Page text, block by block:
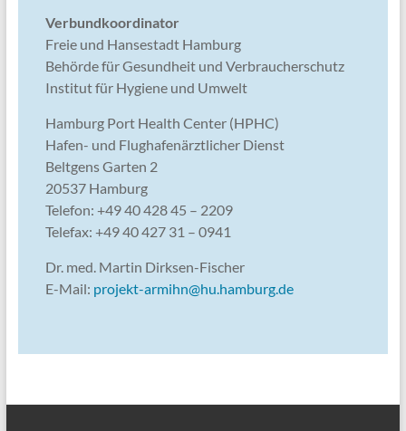
Verbundkoordinator
Freie und Hansestadt Hamburg
Behörde für Gesundheit und Verbraucherschutz
Institut für Hygiene und Umwelt
Hamburg Port Health Center (HPHC)
Hafen- und Flughafenärztlicher Dienst
Beltgens Garten 2
20537 Hamburg
Telefon: +49 40 428 45 – 2209
Telefax: +49 40 427 31 – 0941
Dr. med. Martin Dirksen-Fischer
E-Mail: projekt-armihn@hu.hamburg.de